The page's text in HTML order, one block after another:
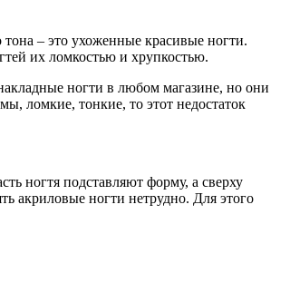
– это ухоженные красивые ногти.
их ломкостью и хрупкостью.
ногти в любом магазине, но они
ломкие, тонкие, то этот недостаток
ногтя подставляют форму, а сверху
акриловые ногти нетрудно. Для этого